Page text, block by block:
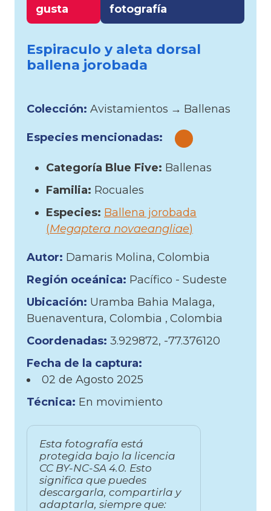
gusta
fotografía
Espiraculo y aleta dorsal
ballena jorobada
Colección: Avistamientos → Ballenas
Especies mencionadas:
Categoría Blue Five: Ballenas
Familia: Rocuales
Especies: Ballena jorobada
(Megaptera novaeangliae)
Autor: Damaris Molina Colombia
Región oceánica: Pacífico - Sudeste
Ubicación: Uramba Bahia Malaga,
Buenaventura, Colombia
Colombia
Coordenadas: 3.929872, -77.376120
Fecha de la captura:
02 de Agosto 2025
Técnica: En movimiento
Esta fotografía está
protegida bajo la licencia
CC BY-NC-SA 4.0. Esto
significa que puedes
descargarla, compartirla y
adaptarla, siempre que: